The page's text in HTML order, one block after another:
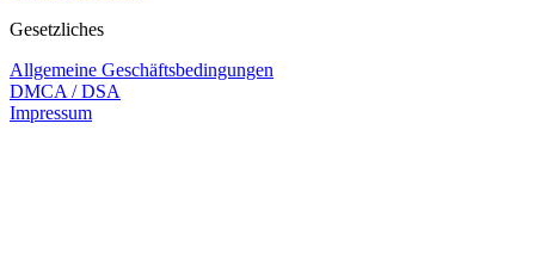
Gesetzliches
Allgemeine Geschäftsbedingungen
DMCA / DSA
Impressum